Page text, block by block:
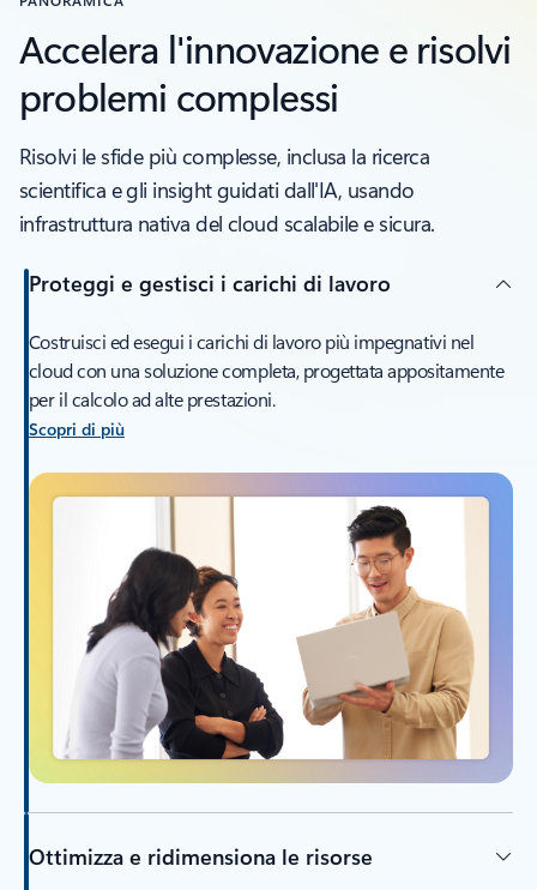
Accelera l'innovazione e risolvi
problemi complessi
Risolvi le sfide più complesse, inclusa la ricerca
scientifica e gli insight guidati dall'IA, usando
infrastruttura nativa del cloud scalabile e sicura.
Proteggi e gestisci i carichi di lavoro
Costruisci ed esegui i carichi di lavoro più impegnativi nel
cloud con una soluzione completa, progettata appositamente
per il calcolo ad alte prestazioni.
Scopri di più
Ottimizza e ridimensiona le risorse